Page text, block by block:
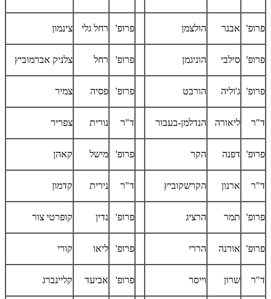
פרופ' אבנר הולצמן פרופ' רחל גלי צינמון
פרופ' סילבי הוניגמן פרופ' רחל צלניק אברמוביץ
פרופ' ג'וליה הורבט פרופ' פסיה צמיר
ד"ר ליאורה הנדלמן-בעבור ד"ר נורית צפריר
פרופ' דפנה הקר פרופ' מישל קאהן
ד"ר ארנון הקרשקוביץ ד"ר נירית קדמון
פרופ' תמר הרציג פרופ' נדין קופרטי צור
פרופ' אורנה הררי פרופ' ליאו קורי
ד"ר שרון וייסר פרופ' אביעד קליינברג